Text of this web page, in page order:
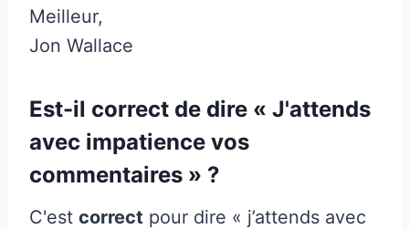
Meilleur,
Jon Wallace
Est-il correct de dire « J'attends
avec impatience vos
commentaires » ?
C'est correct pour dire « j’attends avec